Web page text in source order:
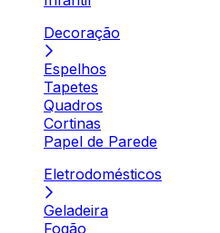
Decoração
Espelhos
Tapetes
Quadros
Cortinas
Papel de Parede
Eletrodomésticos
Geladeira
Fogão